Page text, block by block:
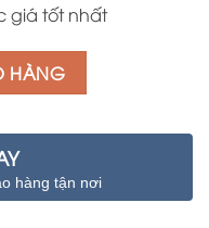
giá tốt nhất
HÀNG
hàng tận nơi